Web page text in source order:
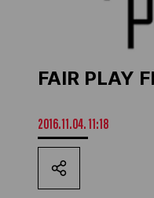
Los Angeles
MOB
FAIR PLAY
2016.11.04. 11:18